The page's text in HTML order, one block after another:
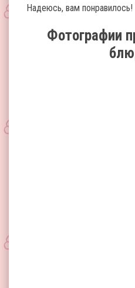
Надеюсь, вам понравилось!
Фотографии